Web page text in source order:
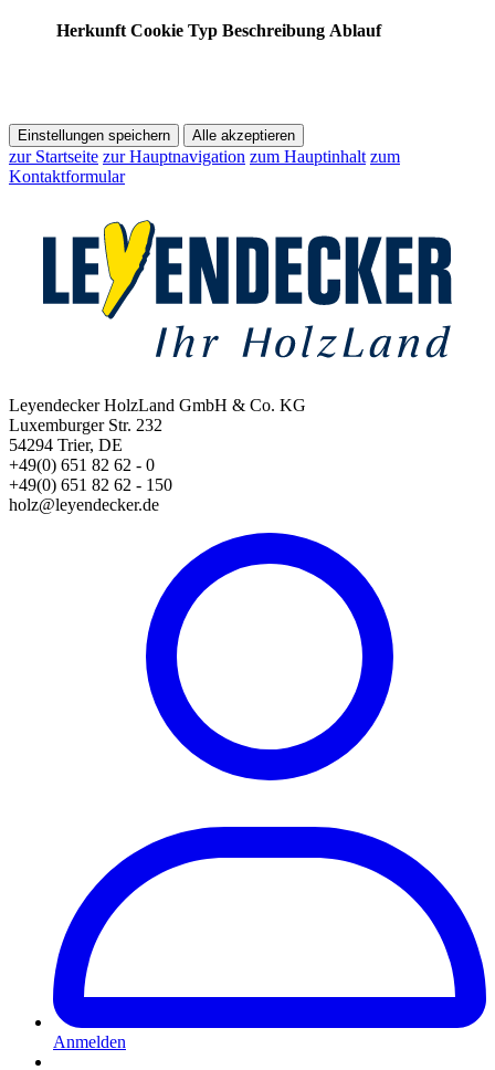
Herkunft Cookie Typ Beschreibung Ablauf
Einstellungen speichern Alle akzeptieren
zur Startseite zur Hauptnavigation zum Hauptinhalt zum
Kontaktformular
Leyendecker HolzLand GmbH & Co. KG
Luxemburger Str. 232
54294 Trier, DE
+49(0) 651 82 62 - 0
+49(0) 651 82 62 - 150
holz@leyendecker.de
Anmelden